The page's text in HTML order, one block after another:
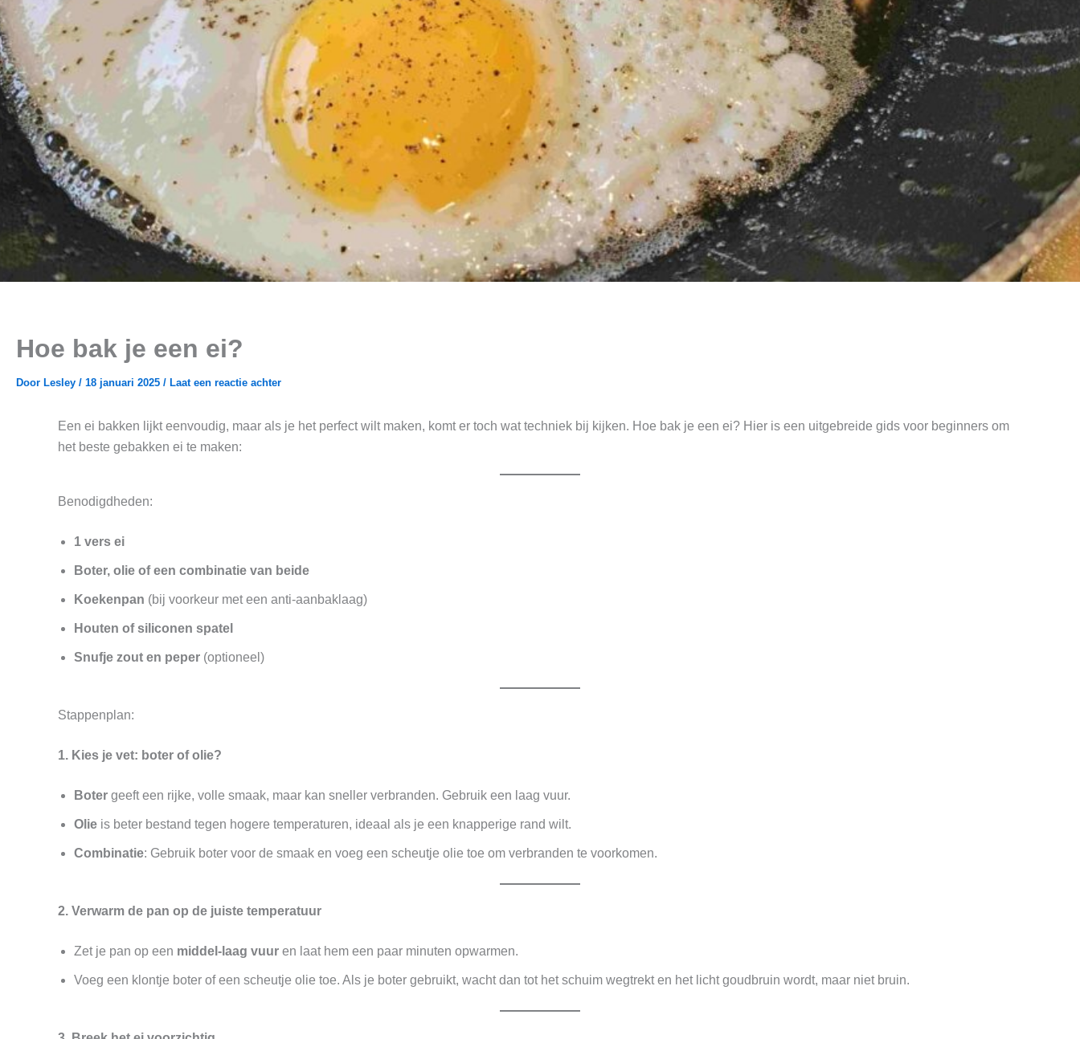
Hoe bak je een ei?
Door Lesley / 18 januari 2025 / Laat een reactie achter
Een ei bakken lijkt eenvoudig, maar als je het perfect wilt maken, komt er toch wat techniek bij kijken. Hoe bak je een ei? Hier is een uitgebreide gids voor beginners om
het beste gebakken ei te maken:
Benodigdheden:
1 vers ei
Boter, olie of een combinatie van beide
Koekenpan (bij voorkeur met een anti-aanbaklaag)
Houten of siliconen spatel
Snufje zout en peper (optioneel)
Stappenplan:
1. Kies je vet: boter of olie?
Boter geeft een rijke, volle smaak, maar kan sneller verbranden. Gebruik een laag vuur.
Olie is beter bestand tegen hogere temperaturen, ideaal als je een knapperige rand wilt.
Combinatie: Gebruik boter voor de smaak en voeg een scheutje olie toe om verbranden te voorkomen.
2. Verwarm de pan op de juiste temperatuur
Zet je pan op een middel-laag vuur en laat hem een paar minuten opwarmen.
Voeg een klontje boter of een scheutje olie toe. Als je boter gebruikt, wacht dan tot het schuim wegtrekt en het licht goudbruin wordt, maar niet bruin.